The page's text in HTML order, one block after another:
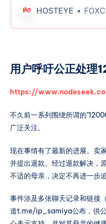
迎分享商家活动、最新
程推荐以及薅羊毛的方
效信息并留下有效联系
随机抽取三名获奖者，
每位获奖者将获得一张
纳投稿奖励： * 被采用
每月最后一天，根据后
同网站注册的电子邮箱
进行如下奖励分配： *
三的个人将分别获得一
度被采纳投稿数量统计
HOSTEYE
用户呼吁公正处理
https://
不久前一系列围绕所谓的
广泛关注。
现在事情有了最新的进展。卖
并提出退款。经过退款解决，
不适的母亲，决定不再进一步追
事件涉及多张聊天记录和链接
道t.me/ip_samiya公布，供